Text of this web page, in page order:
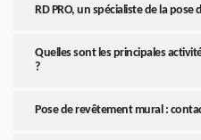
RD PRO, un spécialiste de la pose
Quelles sont les principales
?
Pose de revêtement mural :